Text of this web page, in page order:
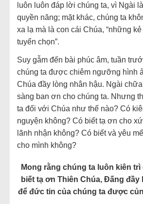
luôn luôn đáp lời chúng ta, vì Ngài
quyền năng; mặt khác, chúng ta
xa lạ mà là con cái Chúa, “những
tuyển chọn”.
Suy gẫm đến bài phúc âm, tuần
chúng ta được chiêm ngưỡng hình
Chúa đầy lòng nhân hậu. Ngài
sàng ban ơn cho chúng ta. Nhưng
ta đối với Chúa như thế nào? Có
nguyện không? Có biết tạ ơn cho
lãnh nhận không? Có biết và yêu
cho mình không?
Mong rằng chúng ta luôn kiên
biết tạ ơn Thiên Chúa, Đấng đầy
để đức tin của chúng ta được